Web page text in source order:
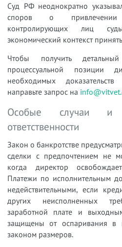
Суд РФ неоднократно
споров о привлечении
контролирующих лиц
экономический контекст
Чтобы получить
процессуальной позиции
необходимых
направьте запрос на
Особые случаи и
ответственности
Закон о банкротстве
сделки с предпочтением не
когда директор
Платежи по исполнительным
недействительными, если
других неисполненных
заработной плате и
защищены от оспаривания в
законом размеров.